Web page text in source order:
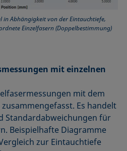
in Abhängigkeit von der Eintauchtiefe,
Einzelfasern (Doppelbestimmung)
mit einzelnen
mit dem
zusammengefasst. Es handelt
Standardabweichungen für
Beispielhafte Diagramme
zur Eintauchtiefe